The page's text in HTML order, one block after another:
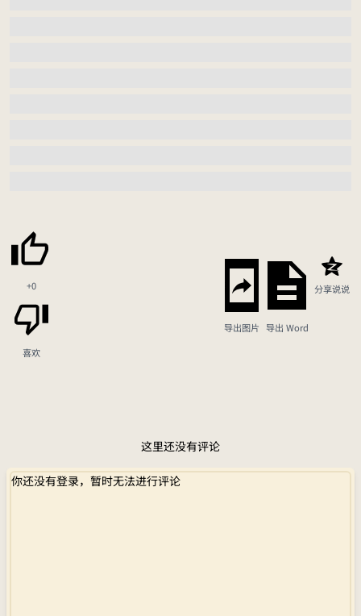
+0
喜欢
导出图片 导出 Word
分享说说
这里还没有评论
你还没有登录，暂时无法进行评论